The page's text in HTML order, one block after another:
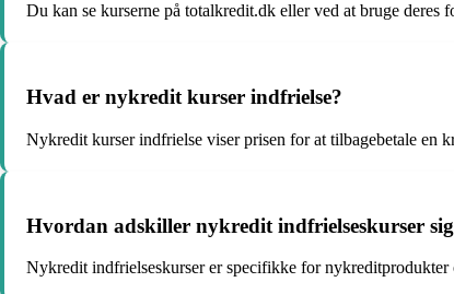
Du kan se kurserne på totalkredit.dk eller ved at bruge deres
Hvad er nykredit kurser indfrielse?
Nykredit kurser indfrielse viser prisen for at tilbagebetale en
Hvordan adskiller nykredit indfrielseskurser
Nykredit indfrielseskurser er specifikke for